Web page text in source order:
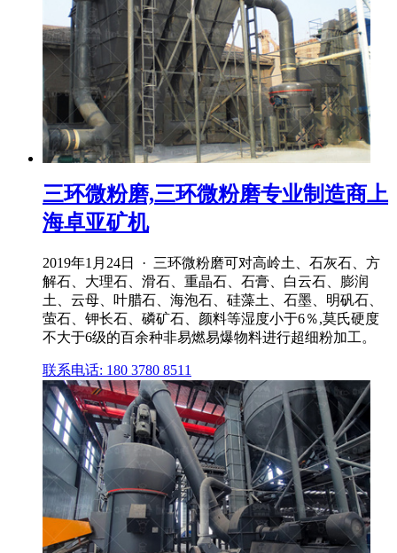
三环微粉磨,三环微粉磨专业制造商上
海卓亚矿机
2019年1月24日 · 三环微粉磨可对高岭土、石灰石、方
解石、大理石、滑石、重晶石、石膏、白云石、膨润
土、云母、叶腊石、海泡石、硅藻土、石墨、明矾石、
萤石、钾长石、磷矿石、颜料等湿度小于6％,莫氏硬度
不大于6级的百余种非易燃易爆物料进行超细粉加工。
联系电话: 180 3780 8511